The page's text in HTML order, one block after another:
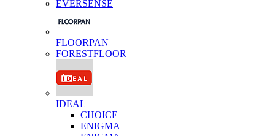
EVERSENSE
FLOORPAN
FORESTFLOOR
IDEAL
CHOICE
ENIGMA